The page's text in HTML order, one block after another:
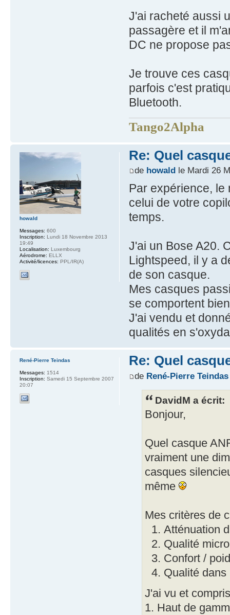
J'ai racheté aussi
passagère et il
DC ne propose
Je trouve ces
parfois c'est
Bluetooth.
Tango2Alpha
Re: Quel
de howaldle Mardi 26
Par expérience, le
celui de votre
temps.
J'ai un Bose A20.
Lightspeed, il y a
de son casque.
Mes casques
se comportent
J'ai vendu et
qualités en
howald
Messages: 600
Inscription: Lundi 18 Novembre 2013
19:49
Localisation: Luxembourg
Aérodrome: ELLX
Activité/licences: PPL/IR(A)
Re: Quel
de René-Pierre Teindas
DavidM a écrit:
Bonjour,
Quel casque
vraiment une
casques
même
Mes critères de
Atténuation
Qualité micro
Confort /
Qualité dans
J'ai vu et
1. Haut de
René-Pierre Teindas
Messages: 1514
Inscription: Samedi 15 Septembre 2007
20:07